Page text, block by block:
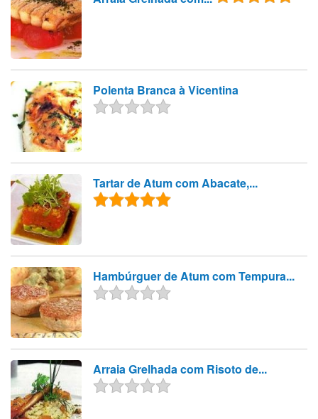
Polenta Branca à Vicentina
Tartar de Atum com Abacate,...
Hambúrguer de Atum com Tempura...
Arraia Grelhada com Risoto de...